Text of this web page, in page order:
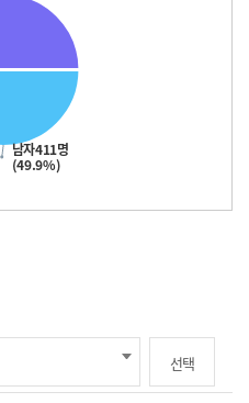
남자411명
(49.9%)
선택